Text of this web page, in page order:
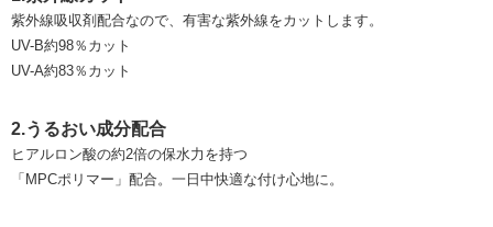
紫外線吸収剤配合なので、有害な紫外線をカットします。
UV-B約98％カット
UV-A約83％カット
2.うるおい成分配合
ヒアルロン酸の約2倍の保水力を持つ
「MPCポリマー」配合。一日中快適な付け心地に。